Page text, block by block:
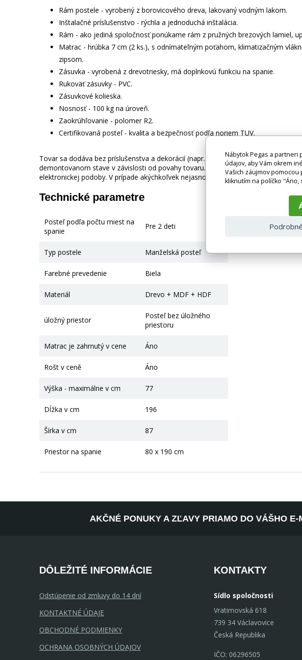
Rám postele - vyrobený z borovicového dreva, lakovaný vodným lakom.
Inštalačné príslušenstvo - rýchla a jednoduchá inštalácia.
Rám - ako jediná spoločnosť ponúkame rám z pružných brezových lamiel,
Matrac - hrúbka 7 cm (2 ks.), s odnímateľným poťahom, klimatizačným
zipsom.
Zásuvka - vyrobená z drevotriesky, má doplnkovú funkciu na spanie.
Rukoväť zásuvky - PVC.
Zásuvkové kolieska.
Nosnosť - 100 kg na úroveň.
Zaokrúhľovanie - polomer R2.
Certifikovaná posteľ - kvalita a bezpečnosť podľa noriem TUV.
Tovar sa dodáva bez príslušenstva a dekorácií (napr. textilných doplnkov,
demontovanom stave v závislosti od povahy tovaru. Fotografie môžu byť
elektronickej podoby. V prípade akýchkoľvek nejasností alebo otázok kontaktujte
Technické parametre
Posteľ podľa počtu miest na
spanie
Pre 2 deti
Typ postele Manželská posteľ
Farebné prevedenie Biela
Materiál Drevo + MDF + HDF
úložný priestor
Posteľ bez úložného
priestoru
Matrac je zahrnutý v cene Áno
Rošt v ceně Áno
Výška - maximálne v cm 77
Dĺžka v cm 196
Šírka v cm 87
Priestor na spanie 80 x 190 cm
AKČNÉ PONUKY A ZĽAVY PRIAMO DO VÁŠHO E-
DÔLEŽITÉ INFORMÁCIE
Odstúpenie od zmluvy do 14 dní
KONTAKTNÉ ÚDAJE
OBCHODNÉ PODMIENKY
OCHRANA OSOBNÝCH ÚDAJOV
KONTAKTY
Sídlo spoločnosti
Vratimovská 618
739 34 Václavovice
Česká Republika
IČO: 06296505
Nábytok Pegas a partneri
údajov, aby Vám okrem
Vašich záujmov
kliknutím na políčko "Áno,